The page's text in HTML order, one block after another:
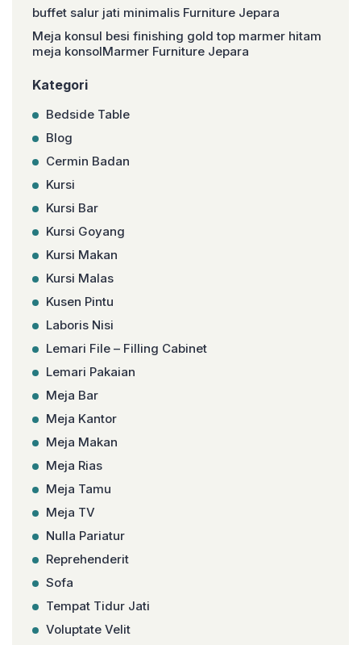
buffet salur jati minimalis Furniture Jepara
Meja konsul besi finishing gold top marmer hitam
meja konsolMarmer Furniture Jepara
Kategori
Bedside Table
Blog
Cermin Badan
Kursi
Kursi Bar
Kursi Goyang
Kursi Makan
Kursi Malas
Kusen Pintu
Laboris Nisi
Lemari File – Filling Cabinet
Lemari Pakaian
Meja Bar
Meja Kantor
Meja Makan
Meja Rias
Meja Tamu
Meja TV
Nulla Pariatur
Reprehenderit
Sofa
Tempat Tidur Jati
Voluptate Velit